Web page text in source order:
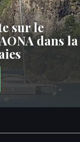
sur le
dans la